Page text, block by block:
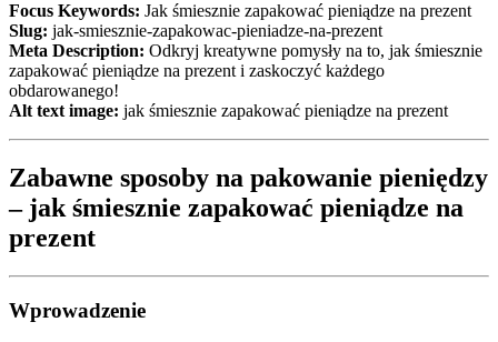
Focus Keywords: Jak śmiesznie zapakować pieniądze na prezent
Slug: jak-smiesznie-zapakowac-pieniadze-na-prezent
Meta Description: Odkryj kreatywne pomysły na to, jak śmiesznie
zapakować pieniądze na prezent i zaskoczyć każdego
obdarowanego!
Alt text image: jak śmiesznie zapakować pieniądze na prezent
Zabawne sposoby na pakowanie pieniędzy
– jak śmiesznie zapakować pieniądze na
prezent
Wprowadzenie